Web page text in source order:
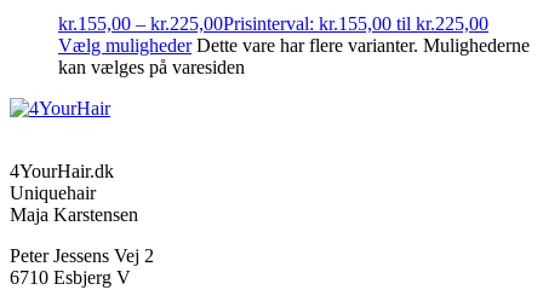
kr.155,00 – kr.225,00Prisinterval: kr.155,00 til kr.225,00
Vælg muligheder Dette vare har flere varianter. Mulighederne
kan vælges på varesiden
4YourHair.dk
Uniquehair
Maja Karstensen
Peter Jessens Vej 2
6710 Esbjerg V